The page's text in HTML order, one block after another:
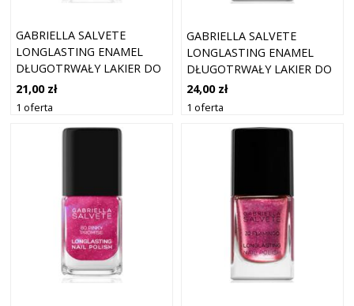
GABRIELLA SALVETE
LONGLASTING ENAMEL
DŁUGOTRWAŁY LAKIER DO
PAZNOKCI Z BROKATEM
ODCIEŃ 83 STARRY NIGHT
21,00 zł
1 oferta
GABRIELLA SALVETE
LONGLASTING ENAMEL
DŁUGOTRWAŁY LAKIER DO
PAZNOKCI Z BROKATEM
ODCIEŃ 50 MAGIC FAIRY 11
24,00 zł
1 oferta